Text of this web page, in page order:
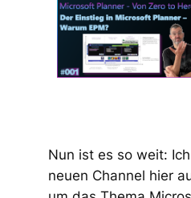
Nun ist es so weit:
neuen Channel hier